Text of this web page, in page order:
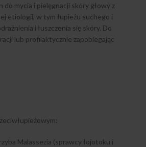
do mycia i pielęgnacji skóry głowy z
etiologii, w tym łupieżu suchego i
i łuszczenia się skóry. Do
lub profilaktycznie zapobiegając
Malassezia (sprawcy łojotoku i